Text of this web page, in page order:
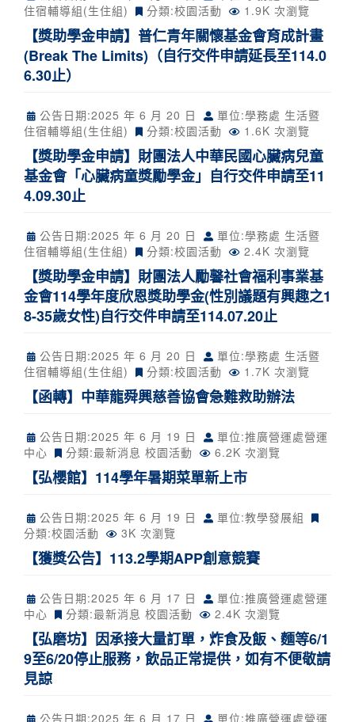
住宿輔導組(生住組)
分類:校園活動 1.9K 次瀏覽
【獎助學金申請】普仁青年關懷基金會育成計畫
(Break The Limits)（自行交件申請延長至114.0
6.30止）
公告日期:2025 年 6 月 20 日
單位:學務處 生活暨
住宿輔導組(生住組)
分類:校園活動 1.6K 次瀏覽
【獎助學金申請】財團法人中華民國心臟病兒童
基金會「心臟病童獎勵學金」自行交件申請至11
4.09.30止
公告日期:2025 年 6 月 20 日
單位:學務處 生活暨
住宿輔導組(生住組)
分類:校園活動 2.4K 次瀏覽
【獎助學金申請】財團法人勵馨社會福利事業基
金會114學年度欣恩獎助學金(性別議題有興趣之1
8-35歲女性)自行交件申請至114.07.20止
公告日期:2025 年 6 月 20 日
單位:學務處 生活暨
住宿輔導組(生住組)
分類:校園活動 1.7K 次瀏覽
【函轉】中華龍舜興慈善協會急難救助辦法
公告日期:2025 年 6 月 19 日
單位:推廣營運處營運
中心
分類:最新消息 校園活動 6.2K 次瀏覽
【弘櫻館】114學年暑期菜單新上市
公告日期:2025 年 6 月 19 日
單位:教學發展組
分類:校園活動 3K 次瀏覽
【獲獎公告】113.2學期APP創意競賽
公告日期:2025 年 6 月 17 日
單位:推廣營運處營運
中心
分類:最新消息 校園活動 2.4K 次瀏覽
【弘磨坊】因承接大量訂單，炸食及飯、麵等6/1
9至6/20停止服務，飲品正常提供，如有不便敬請
見諒
公告日期:2025 年 6 月 17 日 單位:推廣營運處營運